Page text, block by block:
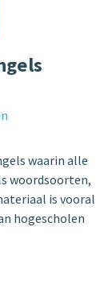
waarin alle
woordsoorten,
is vooral
hogescholen